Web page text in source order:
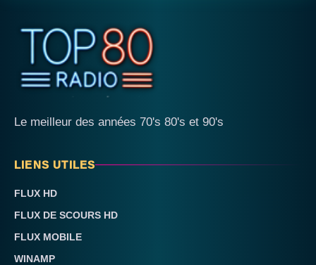
Le meilleur des années 70's 80's et 90's
LIENS UTILES
FLUX HD
FLUX DE SCOURS HD
FLUX MOBILE
WINAMP